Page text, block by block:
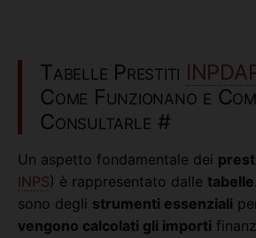
Tabelle Prestiti
Come Funzionano e
Consultarle #
Un aspetto fondamentale dei
INPS) è rappresentato dalle tabelle
sono degli strumenti essenziali
vengono calcolati gli importi